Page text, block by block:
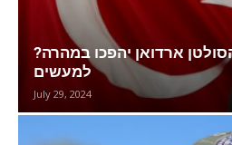
?האם האיומים של הסולטן ארדואן יהפכו במהרה
למעשים
July 29, 2024